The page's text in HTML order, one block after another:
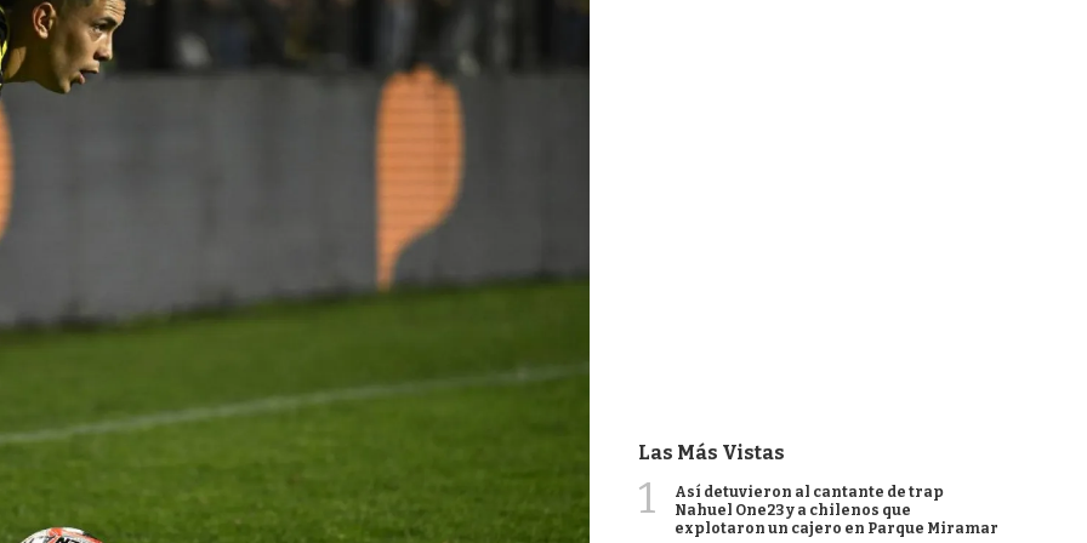
Las Más Vistas
1
Así detuvieron al cantante de trap
Nahuel One23 y a chilenos que
explotaron un cajero en Parque Miramar